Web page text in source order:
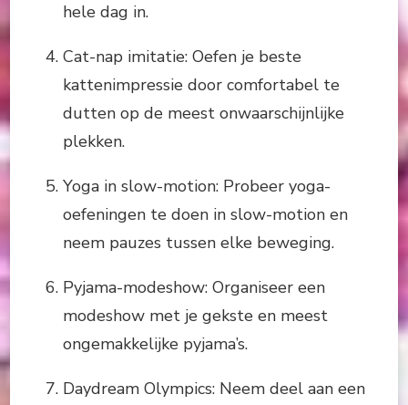
hele dag in.
Cat-nap imitatie: Oefen je beste
kattenimpressie door comfortabel te
dutten op de meest onwaarschijnlijke
plekken.
Yoga in slow-motion: Probeer yoga-
oefeningen te doen in slow-motion en
neem pauzes tussen elke beweging.
Pyjama-modeshow: Organiseer een
modeshow met je gekste en meest
ongemakkelijke pyjama’s.
Daydream Olympics: Neem deel aan een